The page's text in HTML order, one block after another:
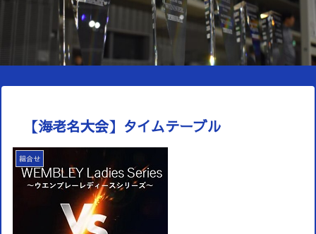
【海老名大会】タイムテーブル
組合せ